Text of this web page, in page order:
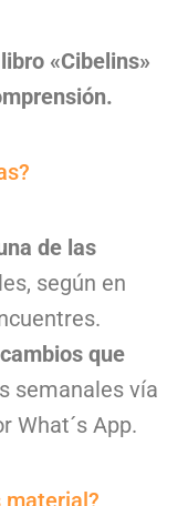
libro «Cibelins»
de las
según en
que
semanales vía
What´s App.
material?